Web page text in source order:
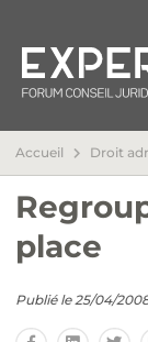
Accueil Droit
place
Publié le 25/04/